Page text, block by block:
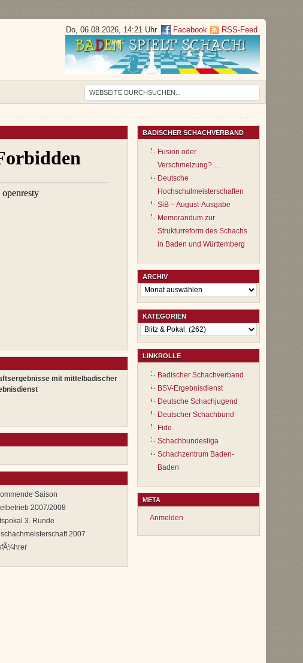
Do, 06.08.2026, 14:21 Uhr Facebook RSS-Feed
mit mittelbadischer
Saison
2007/2008
3. Runde
2007
BADISCHER SCHACHVERBAND
Fusion oder
Verschmelzung? …
Deutsche
Hochschulmeisterschaften
SiB – August-Ausgabe
Memorandum zur
Strukturreform des Schachs
in Baden und Württemberg
ARCHIV
Archiv
KATEGORIEN
Kategorien
LINKROLLE
Badischer Schachverband
BSV-Ergebnisdienst
Deutsche Schachjugend
Deutscher Schachbund
Fide
Schachbundesliga
Schachzentrum Baden-
Baden
META
Anmelden